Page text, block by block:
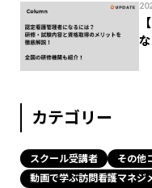
カテゴリー
スクール受講者 その他
動画で学ぶ訪問看護マネジ